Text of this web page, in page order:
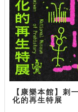
【康樂本館】刺
化的再生特展